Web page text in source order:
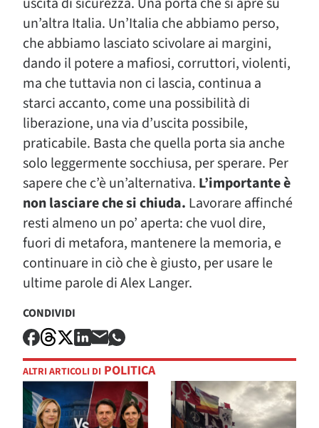
un’altra Italia. Un’Italia che abbiamo perso,
che abbiamo lasciato scivolare ai margini,
dando il potere a mafiosi, corruttori, violenti,
ma che tuttavia non ci lascia, continua a
starci accanto, come una possibilità di
liberazione, una via d’uscita possibile,
praticabile. Basta che quella porta sia anche
solo leggermente socchiusa, per sperare. Per
sapere che c’è un’alternativa. L’importante è
non lasciare che si chiuda. Lavorare affinché
resti almeno un po’ aperta: che vuol dire,
fuori di metafora, mantenere la memoria, e
continuare in ciò che è giusto, per usare le
ultime parole di Alex Langer.
CONDIVIDI
ALTRI ARTICOLI DI POLITICA